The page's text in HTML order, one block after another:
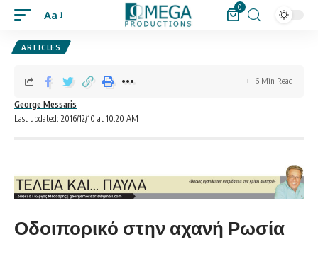
Aa
0
ARTICLES
Last updated: 2016/12/10 at 10:20 AM
George Messaris
6 Min Read
Οδοιπορικό στην αχανή Ρωσία